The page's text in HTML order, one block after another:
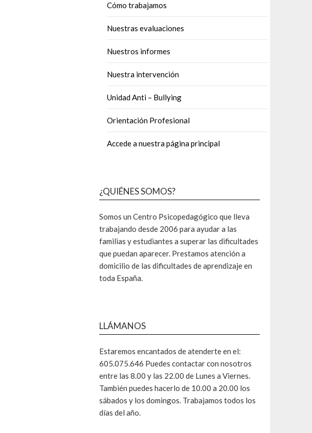
Cómo trabajamos
Nuestras evaluaciones
Nuestros informes
Nuestra intervención
Unidad Anti – Bullying
Orientación Profesional
Accede a nuestra página principal
¿QUIÉNES SOMOS?
Somos un Centro Psicopedagógico que lleva
trabajando desde 2006 para ayudar a las
familias y estudiantes a superar las dificultades
que puedan aparecer. Prestamos atención a
domicilio de las dificultades de aprendizaje en
toda España.
LLÁMANOS
Estaremos encantados de atenderte en el:
605.075.646 Puedes contactar con nosotros
entre las 8.00 y las 22.00 de Lunes a Viernes.
También puedes hacerlo de 10.00 a 20.00 los
sábados y los domingos. Trabajamos todos los
días del año.